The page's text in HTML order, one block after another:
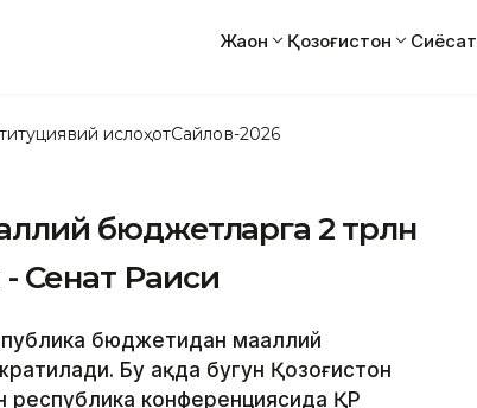
Жаҳон Қозоғистон Сиёсат
ислоҳотСайлов-2026
бюджетларга 2 трлн
Сенат Раиси
бюджетидан маҳаллий
Бу ҳақда бугун Қозоғистон
республика конференциясида ҚР